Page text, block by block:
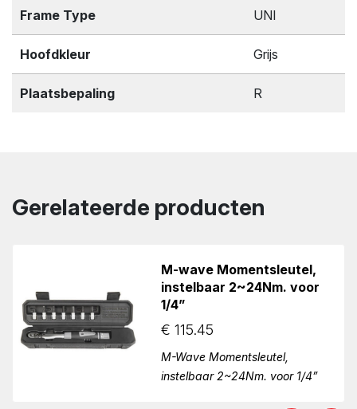
Frame Type UNI
Hoofdkleur Grijs
Plaatsbepaling R
Gerelateerde producten
M-wave Momentsleutel,
instelbaar 2~24Nm. voor
1/4”
€ 115.45
M-Wave Momentsleutel,
instelbaar 2~24Nm. voor 1/4”